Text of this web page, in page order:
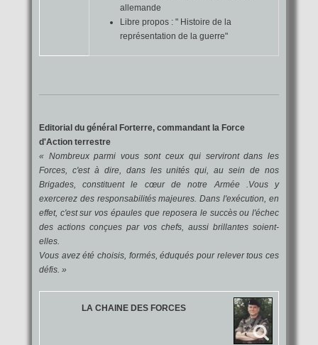
allemande
Libre propos : " Histoire de la
représentation de la guerre"
Editorial du général Forterre, commandant la Force
d'Action terrestre
« Nombreux parmi vous sont ceux qui serviront dans les
Forces, c'est à dire, dans les unités qui, au sein de nos
Brigades, constituent le cœur de notre Armée .Vous y
exercerez des responsabilités majeures. Dans l'exécution, en
effet, c'est sur vos épaules que reposera le succès ou l'échec
des actions conçues par vos chefs, aussi brillantes soient-
elles.
Vous avez été choisis, formés, éduqués pour relever tous ces
défis. »
LA CHAINE DES FORCES